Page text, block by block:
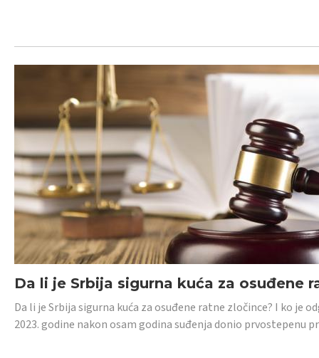
Da li je Srbija sigurna kuća za osuđene
Da li je Srbija sigurna kuća za osuđene ratne zločince? I ko je
2023. godine nakon osam godina suđenja donio prvostepenu